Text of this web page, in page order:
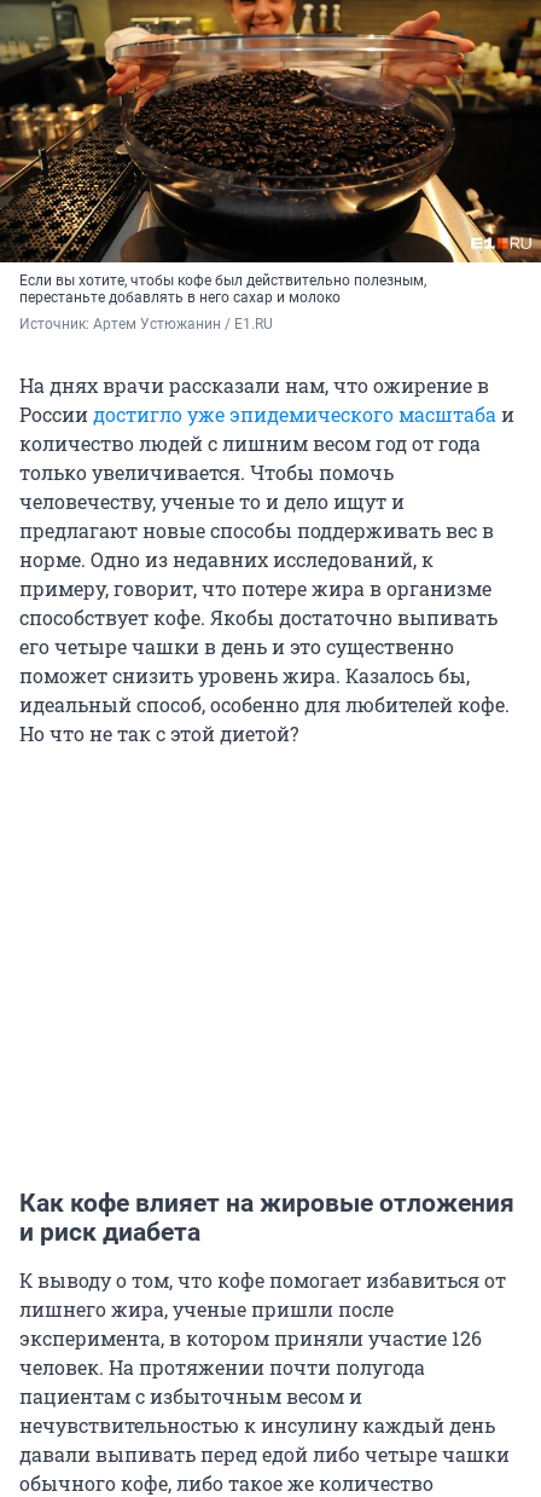
Если вы хотите, чтобы кофе был действительно полезным,
перестаньте добавлять в него сахар и молоко
Источник: Артем Устюжанин / E1.RU
На днях врачи рассказали нам, что ожирение в
Россиидостигло уже эпидемического масштаба и
количество людей с лишним весом год от года
только увеличивается. Чтобы помочь
человечеству, ученые то и дело ищут и
предлагают новые способы поддерживать вес в
норме. Одно из недавних исследований, к
примеру, говорит, что потере жира в организме
способствует кофе. Якобы достаточно выпивать
его четыре чашки в день и это существенно
поможет снизить уровень жира. Казалось бы,
идеальный способ, особенно для любителей кофе.
Но что не так с этой диетой?
Как кофе влияет на жировые отложения
и риск диабета
К выводу о том, что кофе помогает избавиться от
лишнего жира, ученые пришли после
эксперимента, в котором приняли участие 126
человек. На протяжении почти полугода
пациентам с избыточным весом и
нечувствительностью к инсулину каждый день
давали выпивать перед едой либо четыре чашки
обычного кофе, либо такое же количество